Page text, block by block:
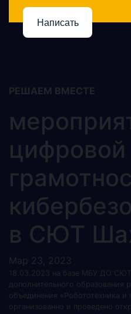
Написать
РЕШАЕМ ВМЕСТЕ
цифровой
в СЮТ
Мар 23, 2023
18.03.2023 на базе МБУ ДО СЮТ
дополнительного образования
объединения «Робототехника
организованно и проведено